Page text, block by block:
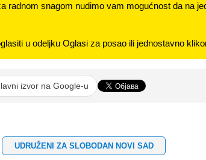
radnom snagom nudimo vam mogućnost da na
u odeljku Oglasi za posao ili jednostavno
izvor na Google-u
UDRUŽENI ZA SLOBODAN NOVI SAD